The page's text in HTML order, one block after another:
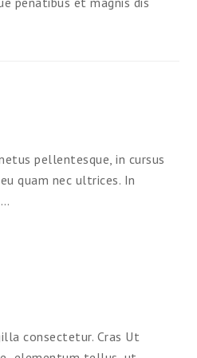
pellentesque, in cursus
quam nec ultrices. In
consectetur. Cras Ut